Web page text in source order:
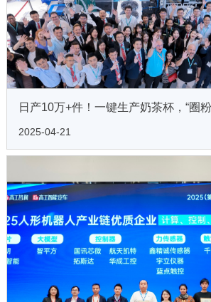
日产10万+件！一键生产奶茶杯，“圈
2025-04-21